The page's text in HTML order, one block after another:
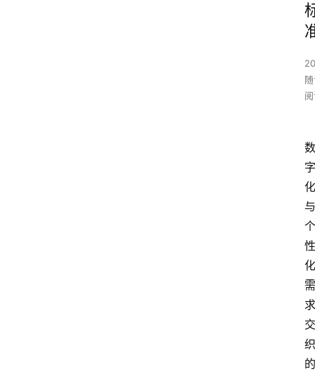
数
字
化
与
个
性
化
需
求
交
织
的